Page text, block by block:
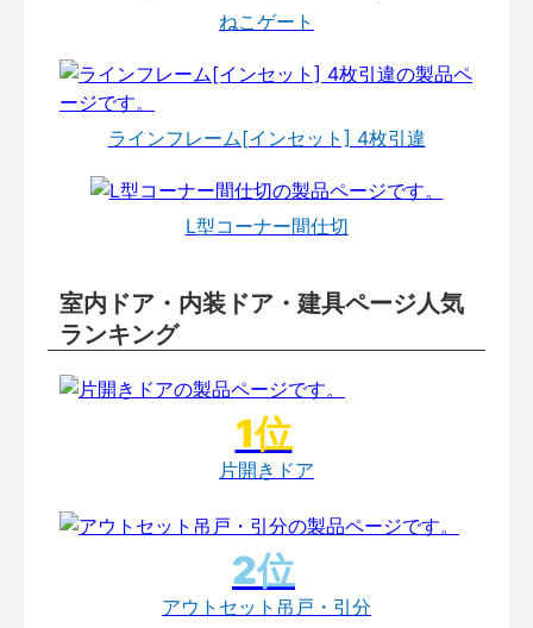
ねこゲート
ラインフレーム[インセット] 4枚引違
L型コーナー間仕切
室内ドア・内装ドア・建具ページ人気
ランキング
片開きドア
アウトセット吊戸・引分